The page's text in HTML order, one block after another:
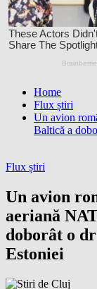
Home
Flux știri
Un avion
Baltică a
Flux știri
Un avion
aeriană
doborât o
Estoniei